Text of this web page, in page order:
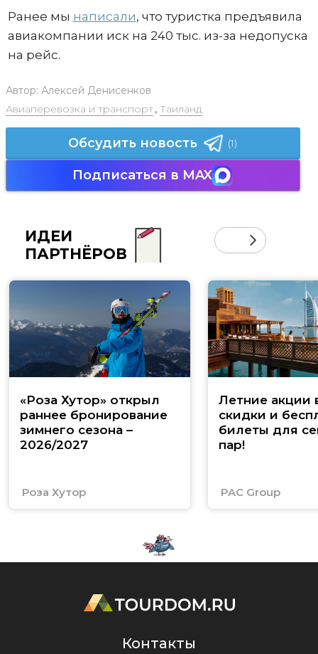
Ранее мы написали, что туристка предъявила
авиакомпании иск на 240 тыс. из-за недопуска
на рейс.
Автор: Алексей Денисенков
Авиаперевозка и транспорт, Таиланд
Обсудить новость (1)
Подписаться в MAX
ИДЕИ
ПАРТНЁРОВ
«Роза Хутор» открыл
раннее бронирование
зимнего сезона –
2026/2027
Роза Хутор
Летние акции
скидки и
билеты для
пар!
PAC Group
Контакты